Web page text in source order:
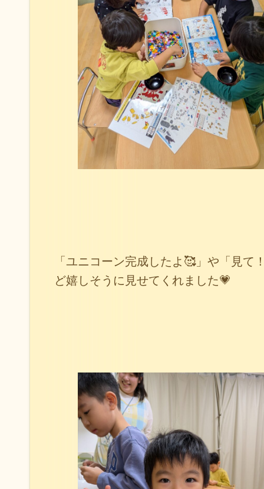
「ユニコーン完成したよ🥰」や「見て
ど嬉しそうに見せてくれました💗